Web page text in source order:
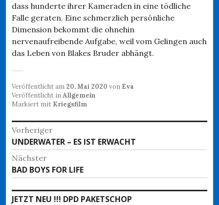
dass hunderte ihrer Kameraden in eine tödliche
Falle geraten. Eine schmerzlich persönliche
Dimension bekommt die ohnehin
nervenaufreibende Aufgabe, weil vom Gelingen auch
das Leben von Blakes Bruder abhängt.
Veröffentlicht am 20. Mai 2020 von Eva
Veröffentlicht inAllgemein
Markiert mit Kriegsfilm
Beitragsnavigation
Vorheriger
Vorheriger
Beitrag:
UNDERWATER – ES IST ERWACHT
Nächster
Nächster
Beitrag:
BAD BOYS FOR LIFE
JETZT NEU !!! DPD PAKETSCHOP